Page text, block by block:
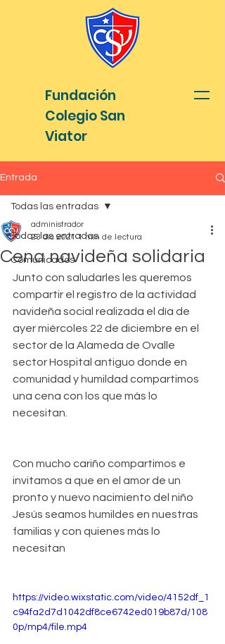
Fundación
Colegio San
Viator
Entrada
Todas las entradas
Comunicados
Todas las entradas
Cena navideña solidaria
administrador
23 dic 2021 1 min de lectura
Junto con saludarles les queremos
compartir el registro de la actividad
navideña social realizada el día de
ayer miércoles 22 de diciembre en el
sector de la Alameda de Ovalle
sector Hospital antiguo donde en
comunidad y humildad compartimos
una cena con los que más lo
necesitan.
Con mucho cariño compartimos e
invitamos a que en el amor de un
pronto y nuevo nacimiento del niño
Jesús seamos humildes en nuestras
familias y con quienes más lo
necesitan
https://video.wixstatic.com/video/4152df_1
c94fa2d7d1042df8ce6742ed019b87d/108
0p/mp4/file.mp4